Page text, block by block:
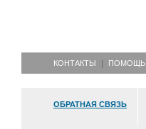
КОНТАКТЫ ПОМОЩЬ
ОБРАТНАЯ СВЯЗЬ